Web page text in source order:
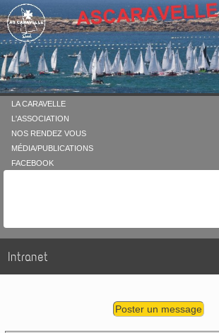
LA CARAVELLE
L'ASSOCIATION
NOS RENDEZ VOUS
MÉDIA/PUBLICATIONS
FACEBOOK
Intranet
Poster un message